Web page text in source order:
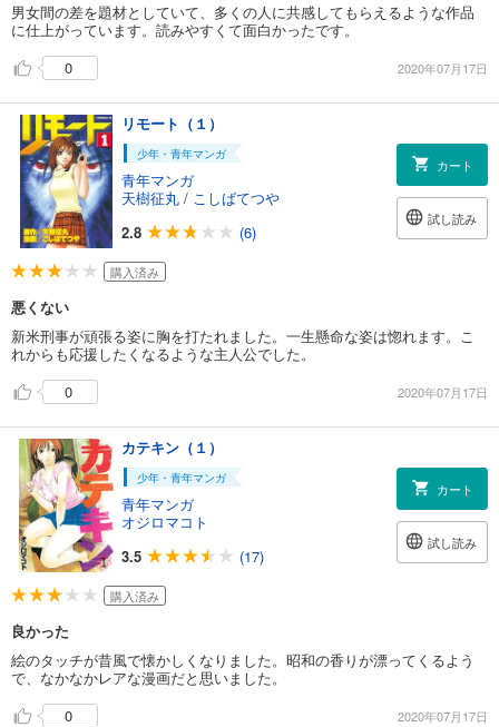
男女間の差を題材としていて、多くの人に共感してもらえるような作品
に仕上がっています。読みやすくて面白かったです。
0
2020年07月17日
リモート（１）
少年・青年マンガ
青年マンガ
天樹征丸 / こしばてつや
2.8
(6)
カート
試し読み
購入済み
悪くない
新米刑事が頑張る姿に胸を打たれました。一生懸命な姿は惚れます。こ
れからも応援したくなるような主人公でした。
0
2020年07月17日
カテキン（１）
少年・青年マンガ
青年マンガ
オジロマコト
3.5
(17)
カート
試し読み
購入済み
良かった
絵のタッチが昔風で懐かしくなりました。昭和の香りが漂ってくるよう
で、なかなかレアな漫画だと思いました。
0
2020年07月17日